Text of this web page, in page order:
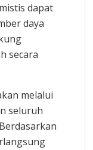
dapat
daya
secara
melalui
seluruh